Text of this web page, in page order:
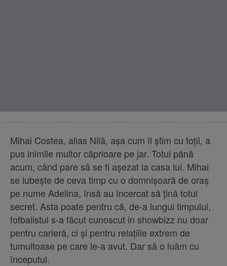
Mihai Costea, alias Nilă, așa cum îl știm cu toții, a
pus inimile multor căprioare pe jar. Totul până
acum, când pare să se fi așezat la casa lui. Mihai
se iubește de ceva timp cu o domnișoară de oraș
pe nume Adelina, însă au încercat să țină totul
secret. Asta poate pentru că, de-a lungul timpului,
fotbalistul s-a făcut cunoscut in showbizz nu doar
pentru carieră, ci și pentru relațiile extrem de
tumultoase pe care le-a avut. Dar să o luăm cu
începutul.